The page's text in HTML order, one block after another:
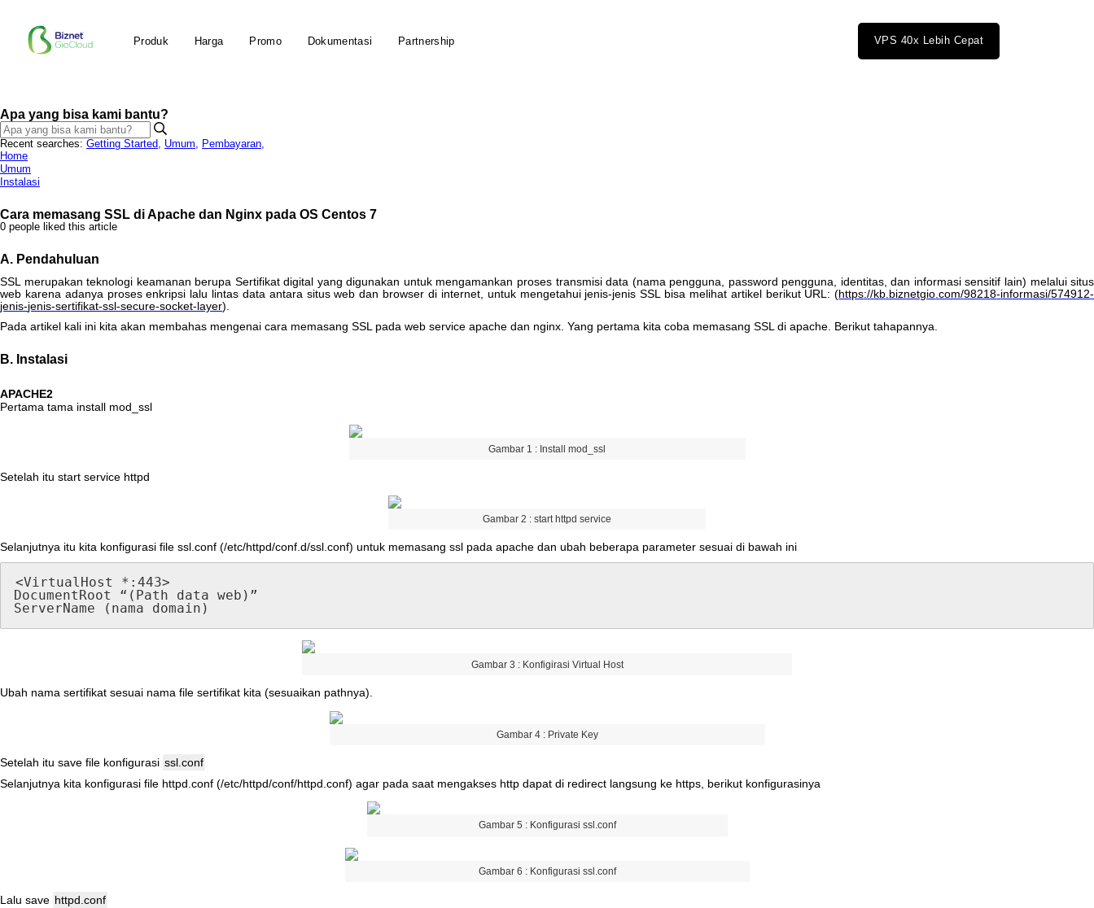
Produk Harga Promo Dokumentasi Partnership VPS 40x Lebih Cepat
Apa yang bisa kami bantu?
Recent searches: Getting Started, Umum, Pembayaran,
Home
Umum
Instalasi
Cara memasang SSL di Apache dan Nginx pada OS Centos 7
0 people liked this article
A. Pendahuluan
SSL merupakan teknologi keamanan berupa Sertifikat digital yang digunakan untuk mengamankan proses transmisi data (nama pengguna password pengguna identitas, dan informasi sensitif lain) melalui situs
web karena adanya proses enkripsi lalu lintas data antara situs web dan browser di internet, untuk mengetahui jenis-jenis SSL bisa melihat artikel berikut URL : (https://kb biznetgio .com/98218-informasi/574912-
jenis-jenis-sertifikat-ssl-secure-socket-layer)
Pada artikel kali ini kita akan membahas mengenai cara memasang SSL pada web service apache dan nginx Yang pertama kita coba memasang SSL di apache Berikut tahapannya
B. Instalasi
APACHE2
Pertama tama install mod_ssl
Gambar 1 : Install mod_ssl
Setelah itu start service httpd
Gambar 2 : start httpd service
Selanjutnya itu kita konfigurasi file ssl.conf (/etc/httpd/conf.d/ssl.conf) untuk memasang ssl pada apache dan ubah beberapa parameter sesuai di bawah ini
<VirtualHost * :443>
DocumentRoot
“ ( Path data web ) ”
ServerName
( nama domain )
Gambar 3 : Konfigirasi Virtual Host
Ubah nama sertifikat sesuai nama file sertifikat kita (sesuaikan pathnya)
Gambar 4 : Private Key
Setelah itu save file konfigurasi ssl.conf
Selanjutnya kita konfigurasi file httpd conf (/etc/httpd/conf/httpd conf) agar pada saat mengakses http dapat di redirect langsung ke https berikut konfigurasinya
Gambar 5 : Konfigurasi ssl .conf
Gambar 6 : Konfigurasi ssl .conf
Lalu save httpd .conf